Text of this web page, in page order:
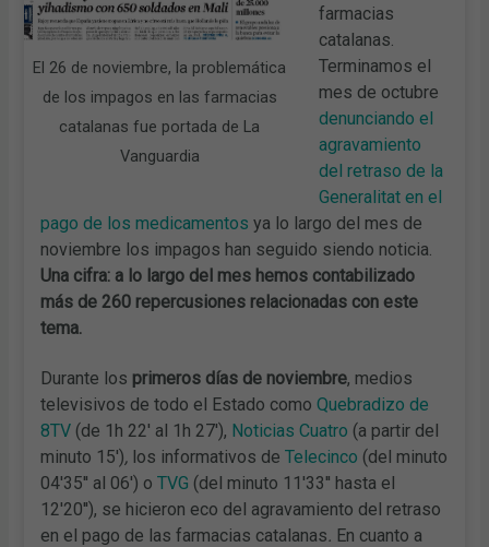
El 26 de noviembre, la problemática
de los impagos en las farmacias
catalanas fue portada de La
Vanguardia
farmacias
catalanas.
Terminamos el
mes de octubre
denunciando el
agravamiento
del retraso de la
Generalitat en el
pago de los medicamentos ya lo largo del mes de
noviembre los impagos han seguido siendo noticia.
Una cifra: a lo largo del mes hemos contabilizado
más de 260 repercusiones relacionadas con este
tema.
Durante los primeros días de noviembre, medios
televisivos de todo el Estado comoQuebradizo de
8TV (de 1h 22' al 1h 27'), Noticias Cuatro (a partir del
minuto 15'), los informativos deTelecinco (del minuto
04'35'' al 06') oTVG (del minuto 11'33'' hasta el
12'20''), se hicieron eco del agravamiento del retraso
en el pago de las farmacias catalanas. En cuanto a